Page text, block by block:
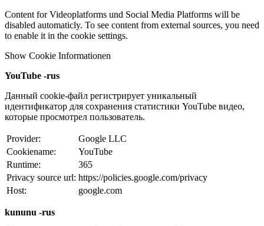
Content for Videoplatforms und Social Media Platforms will be
disabled automaticly. To see content from external sources, you need
to enable it in the cookie settings.
Show Cookie Informationen
YouTube -rus
Данный cookie-файл регистрирует уникальный
идентификатор для сохранения статистики YouTube видео,
которые просмотрел пользователь.
Provider:
Google LLC
Cookiename:
YouTube
Runtime:
365
Privacy source url: https://policies.google.com/privacy
Host:
google.com
kununu -rus